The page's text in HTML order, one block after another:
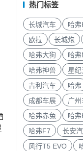
热门标签
长城汽车 哈弗
欧拉
长城炮
哈弗大狗
哈
哈弗神兽
星
吉利汽车
哈弗
成都车展
广
哈弗赤兔
哈弗
哈弗F7
长安
风行T5 EVO